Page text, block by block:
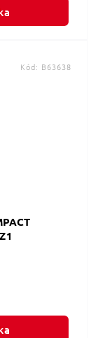
Kód: B63638